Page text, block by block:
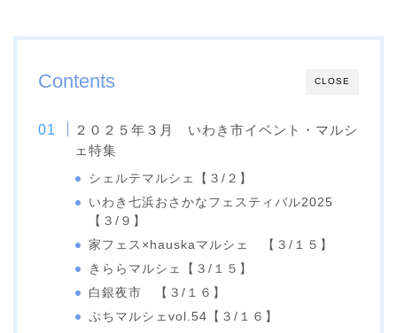
CLOSE
Contents
２０２５年３月 いわき市イベント・マルシ
ェ特集
シェルテマルシェ【３/２】
いわき七浜おさかなフェスティバル2025
【３/９】
家フェス×hauskaマルシェ 【３/１５】
きららマルシェ【３/１５】
白銀夜市 【３/１６】
ぷちマルシェvol.54【３/１６】